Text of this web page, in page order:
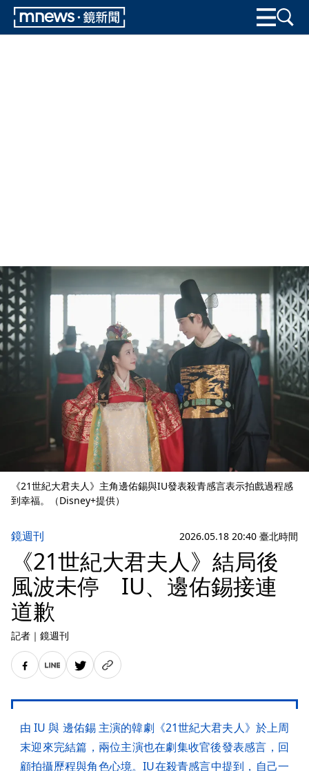
《21世紀大君夫人》主角邊佑錫與IU發表殺青感言表示拍戲過程感
到幸福。（Disney+提供）
鏡週刊 2026.05.18 20:40 臺北時間
《21世紀大君夫人》結局後
風波未停 IU、邊佑錫接連
道歉
記者 ｜ 鏡週刊
由 IU 與 邊佑錫 主演的韓劇《21世紀大君夫人》於上周
末迎來完結篇，兩位主演也在劇集收官後發表感言，回
顧拍攝歷程與角色心境。IU在殺青感言中提到，自己一